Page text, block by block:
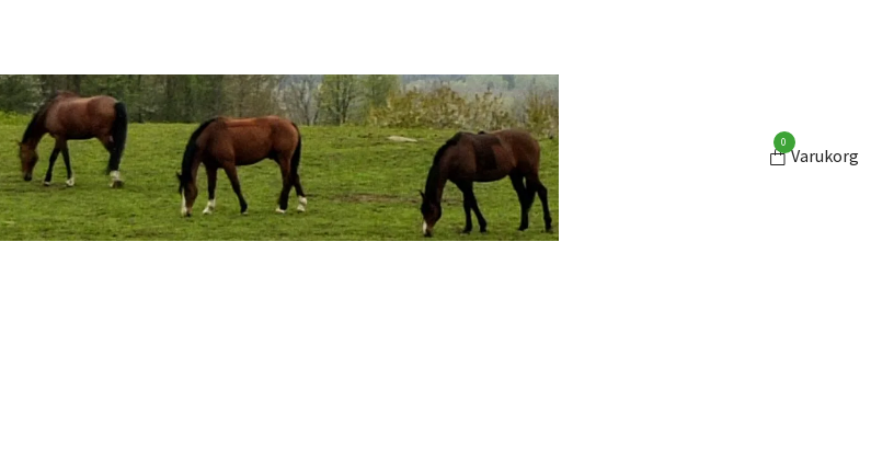
0
Varukorg